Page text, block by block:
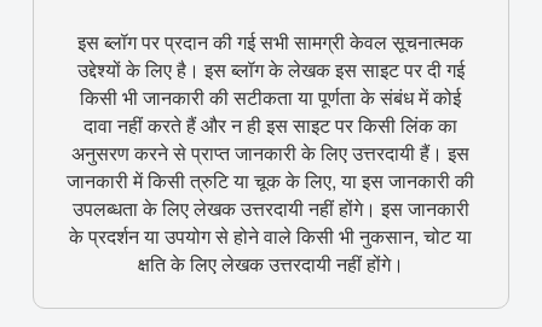
इस ब्लॉग पर प्रदान की गई सभी सामग्री केवल सूचनात्मक
उद्देश्यों के लिए है। इस ब्लॉग के लेखक इस साइट पर दी गई
किसी भी जानकारी की सटीकता या पूर्णता के संबंध में कोई
दावा नहीं करते हैं और न ही इस साइट पर किसी लिंक का
अनुसरण करने से प्राप्त जानकारी के लिए उत्तरदायी हैं। इस
जानकारी में किसी त्रुटि या चूक के लिए, या इस जानकारी की
उपलब्धता के लिए लेखक उत्तरदायी नहीं होंगे। इस जानकारी
के प्रदर्शन या उपयोग से होने वाले किसी भी नुकसान, चोट या
क्षति के लिए लेखक उत्तरदायी नहीं होंगे।